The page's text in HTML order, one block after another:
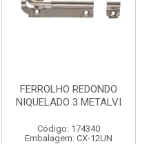
FERROLHO REDONDO
NIQUELADO 3 METALVI
Código: 174340
Embalagem: CX-12UN